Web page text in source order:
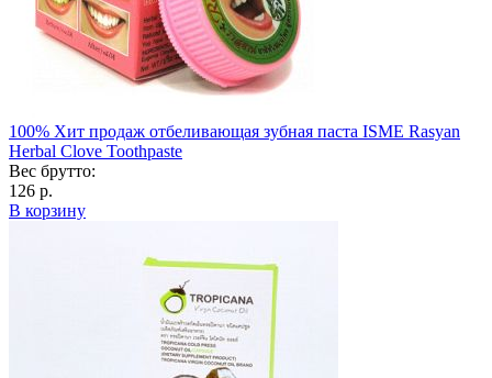
100% Хит продаж отбеливающая зубная паста ISME Rasyan
Herbal Clove Toothpaste
Вес брутто:
126 р.
В корзину